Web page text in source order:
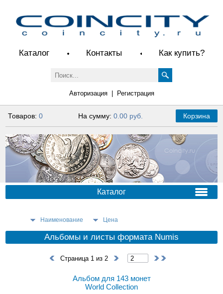
Каталог Контакты Как купить?
Авторизация| Регистрация
Товаров:0 На сумму: 0.00 руб. Корзина
Каталог
Наименование Цена
Альбомы и листы формата Numis
Страница 1 из 2
Альбом для 143 монет
World Collection